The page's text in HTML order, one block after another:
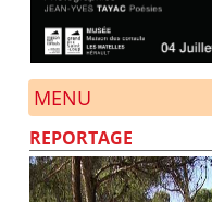
MENU
REPORTAGE